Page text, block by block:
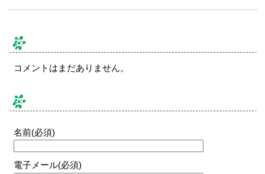
コメント & トラックバック
コメントはまだありません。
コメントする
名前(必須)
電子メール(必須)